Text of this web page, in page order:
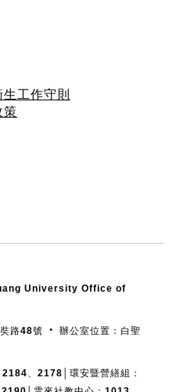
工作守則
策
University Office of
路48號 ‧ 辦公室位置：白聖
、2178│環安暨營繕組：